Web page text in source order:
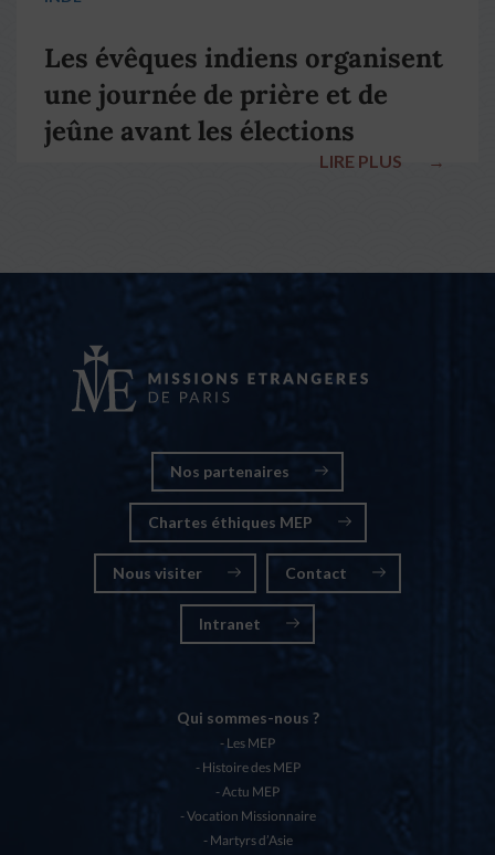
Les évêques indiens organisent
une journée de prière et de
jeûne avant les élections
LIRE PLUS →
Nos partenaires
Chartes éthiques MEP
Nous visiter Contact
Intranet
Qui sommes-nous ?
Les MEP
Histoire des MEP
Actu MEP
Vocation Missionnaire
Martyrs d’Asie